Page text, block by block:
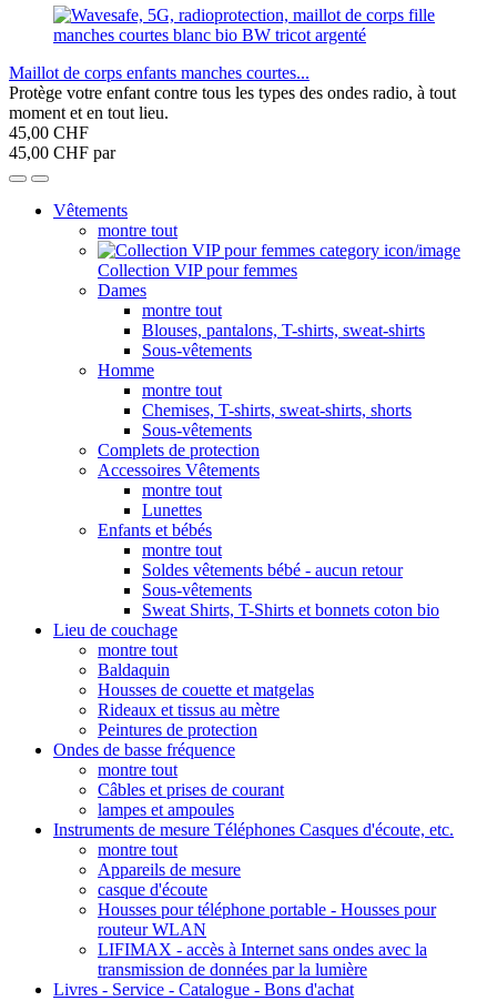
Maillot de corps enfants manches courtes...
Protège votre enfant contre tous les types des ondes radio, à tout
moment et en tout lieu.
45,00 CHF
45,00 CHF par
Vêtements
montre tout
Collection VIP pour femmes
Dames
montre tout
Blouses, pantalons, T-shirts, sweat-shirts
Sous-vêtements
Homme
montre tout
Chemises, T-shirts, sweat-shirts, shorts
Sous-vêtements
Complets de protection
Accessoires Vêtements
montre tout
Lunettes
Enfants et bébés
montre tout
Soldes vêtements bébé - aucun retour
Sous-vêtements
Sweat Shirts, T-Shirts et bonnets coton bio
Lieu de couchage
montre tout
Baldaquin
Housses de couette et matgelas
Rideaux et tissus au mètre
Peintures de protection
Ondes de basse fréquence
montre tout
Câbles et prises de courant
lampes et ampoules
Instruments de mesure Téléphones Casques d'écoute, etc.
montre tout
Appareils de mesure
casque d'écoute
Housses pour téléphone portable - Housses pour
routeur WLAN
LIFIMAX - accès à Internet sans ondes avec la
transmission de données par la lumière
Livres - Service - Catalogue - Bons d'achat